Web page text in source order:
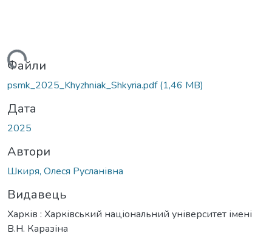
Файли
psmk_2025_Khyzhnіak_Shkyria.pdf(1,46 MB)
Дата
2025
Автори
Шкиря, Олеся Русланівна
Видавець
Харків : Харківський національний університет імені
В.Н. Каразіна